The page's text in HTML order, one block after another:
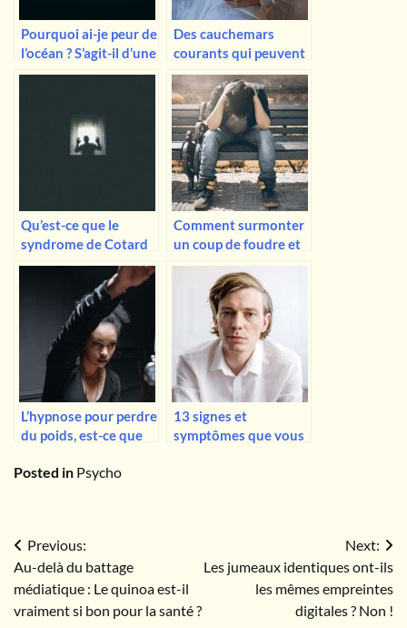
Pourquoi ai-je peur de
l’océan ? S’agit-il d’une
thalassophobie ?
Des cauchemars
courants qui peuvent
en fait être des
avertissements
Qu’est-ce que le
syndrome de Cotard
(syndrome du
cadavre ambulant) ?
Comment surmonter
un coup de foudre et
passer à autre chose –
10 conseils utiles
L’hypnose pour perdre
du poids, est-ce que
13 signes et
symptômes que vous
Posted in Psycho
Navigation
de
l’article
Previous:
Au-delà du battage
médiatique : Le quinoa est-il
vraiment si bon pour la santé ?
Next:
Les jumeaux identiques ont-ils
les mêmes empreintes
digitales ? Non !